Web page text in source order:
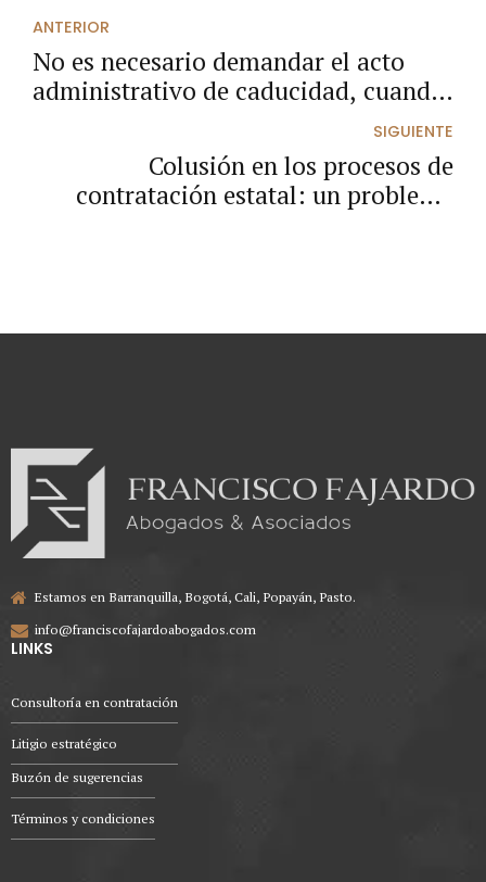
ANTERIOR
No es necesario demandar el acto
administrativo de caducidad, cuando
se pretende la nulidad del acto que
ordena la liquidación unilateral del
contrato.
SIGUIENTE
Colusión en los procesos de
contratación estatal: un problema
Estamos en Barranquilla, Bogotá, Cali, Popayán, Pasto.
info@franciscofajardoabogados.com
LINKS
Consultoría en contratación
Litigio estratégico
Buzón de sugerencias
Términos y condiciones